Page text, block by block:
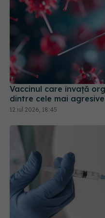
Vaccinul care învață
dintre cele mai
12 iul 2026, 18:45